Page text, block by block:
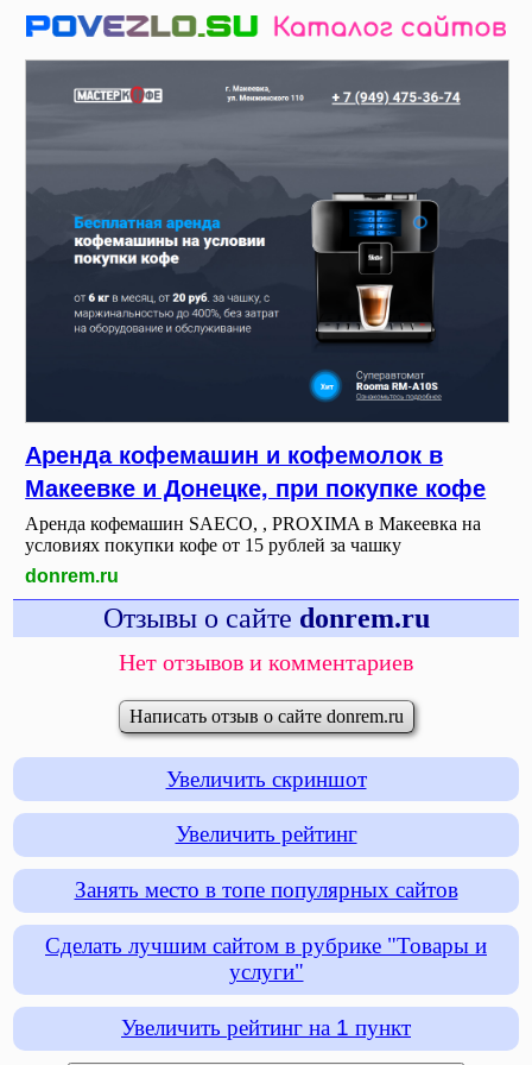
Аренда кофемашин и кофемолок в
Макеевке и Донецке, при покупке кофе
Аренда кофемашин SAECO, , PROXIMA в Макеевка на
условиях покупки кофе от 15 рублей за чашку
donrem.ru
Отзывы о сайте donrem.ru
Нет отзывов и комментариев
Написать отзыв о сайте donrem.ru
Увеличить скриншот
Увеличить рейтинг
Занять место в топе популярных сайтов
Сделать лучшим сайтом в рубрике "Товары и
услуги"
Увеличить рейтинг на 1 пункт